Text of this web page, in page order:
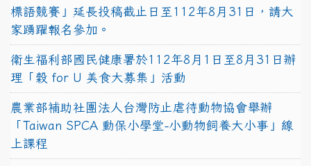
標語競賽」延長投稿截止日至112年8月31日，請大
家踴躍報名參加。
衛生福利部國民健康署於112年8月1日至8月31日辦
理「穀 for U 美食大募集」活動
農業部補助社團法人台灣防止虐待動物協會舉辦
「Taiwan SPCA 動保小學堂-小動物飼養大小事」線
上課程